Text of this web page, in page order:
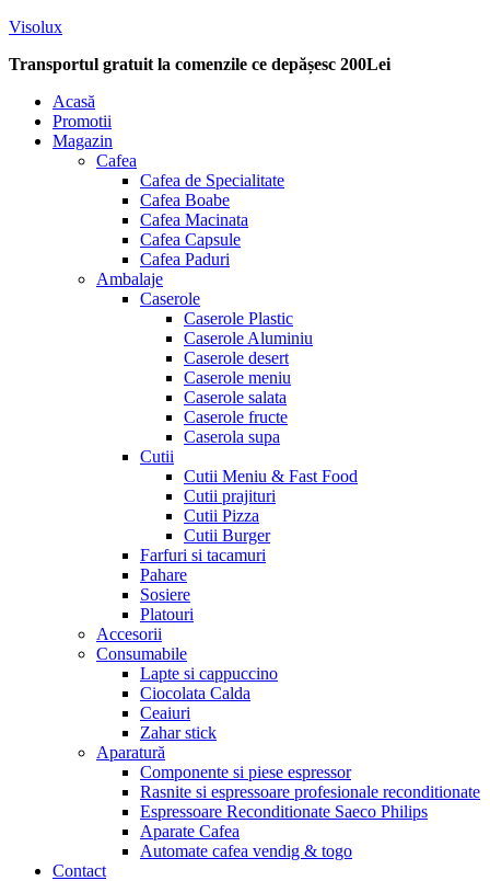
Visolux
Transportul gratuit la comenzile ce depășesc 200Lei
Menu
Acasă
Promotii
Magazin
Cafea
Cafea de Specialitate
Cafea Boabe
Cafea Macinata
Cafea Capsule
Cafea Paduri
Ambalaje
Caserole
Caserole Plastic
Caserole Aluminiu
Caserole desert
Caserole meniu
Caserole salata
Caserole fructe
Caserola supa
Cutii
Cutii Meniu & Fast Food
Cutii prajituri
Cutii Pizza
Cutii Burger
Farfuri si tacamuri
Pahare
Sosiere
Platouri
Accesorii
Consumabile
Lapte si cappuccino
Ciocolata Calda
Ceaiuri
Zahar stick
Aparatură
Componente si piese espressor
Rasnite si espressoare profesionale reconditionate
Espressoare Reconditionate Saeco Philips
Aparate Cafea
Automate cafea vendig & togo
Contact